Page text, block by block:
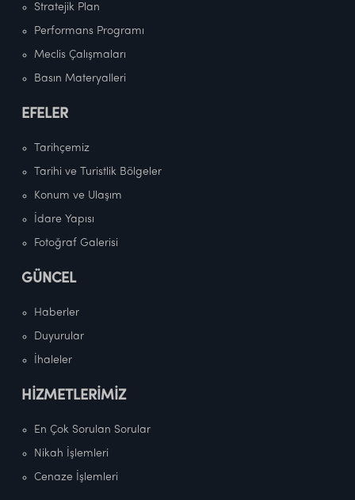
Stratejik Plan
Performans Programı
Meclis Çalışmaları
Basın Materyalleri
EFELER
Tarihçemiz
Tarihi ve Turistlik Bölgeler
Konum ve Ulaşım
İdare Yapısı
Fotoğraf Galerisi
GÜNCEL
Haberler
Duyurular
İhaleler
HİZMETLERİMİZ
En Çok Sorulan Sorular
Nikah İşlemleri
Cenaze İşlemleri